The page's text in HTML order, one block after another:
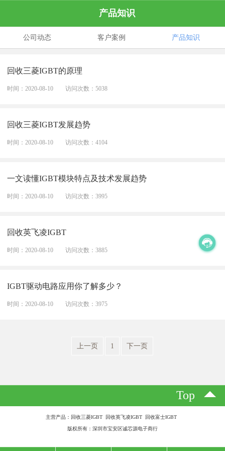
产品知识
公司动态 客户案例 产品知识
回收三菱IGBT的原理
时间：2020-08-10 访问次数：5038
回收三菱IGBT发展趋势
时间：2020-08-10 访问次数：4104
一文读懂IGBT模块特点及技术发展趋势
时间：2020-08-10 访问次数：3995
回收英飞凌IGBT
时间：2020-08-10 访问次数：3885
IGBT驱动电路应用你了解多少？
时间：2020-08-10 访问次数：3975
上一页 1 下一页
Top
主营产品：回收三菱IGBT 回收英飞凌IGBT 回收富士IGBT
版权所有：深圳市宝安区诚芯源电子商行